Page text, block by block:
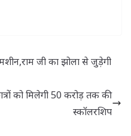
जी का झोला से जुड़ेगी
को मिलेगी 50 करोड़ तक की
स्कॉलरशिप